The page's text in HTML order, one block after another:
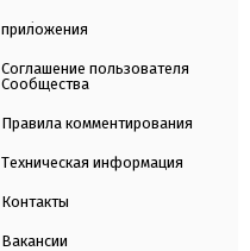
приложения
Соглашение пользователя
Сообщества
Правила комментирования
Техническая информация
Контакты
Вакансии